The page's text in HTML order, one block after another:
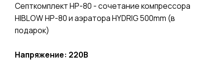
Септкомплект HP-80 - сочетание компрессора
HIBLOW HP-80 и аэратора HYDRIG 500mm (в
подарок)
Напряжение: 220В